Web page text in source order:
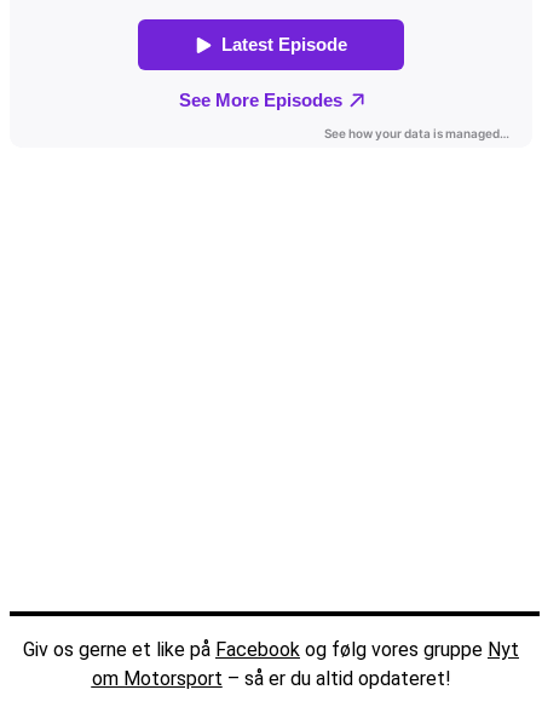
Giv os gerne et like på Facebook og følg vores gruppe Nyt
om Motorsport – så er du altid opdateret!